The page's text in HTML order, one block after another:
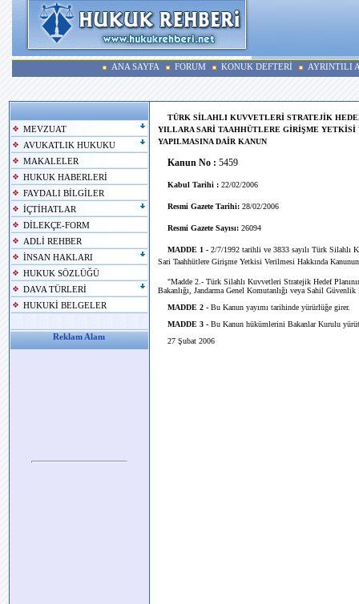
ANA SAYFA FORUM KONUK DEFTERİ AYRINTILI
MEVZUAT
AVUKATLIK HUKUKU
MAKALELER
HUKUK HABERLERİ
FAYDALI BİLGİLER
İÇTİHATLAR
DİLEKÇE-FORM
ADLİ REHBER
İNSAN HAKLARI
HUKUK SÖZLÜĞÜ
DAVA TÜRLERİ
HUKUKİ BELGELER
Reklam Alanı
TÜRK SİLAHLI KUVVETLERİ STRATEJİK
YILLARA SARİ TAAHHÜTLERE GİRİŞME
YAPILMASINA DAİR KANUN
Kanun No : 5459
Kabul Tarihi : 22/02/2006
Resmi Gazete Tarihi: 28/02/2006
Resmi Gazete Sayısı: 26094
MADDE 1 - 2/7/1992 tarihli ve 3833 sayılı Türk Silahlı
Sari Taahhütlere Girişme Yetkisi Verilmesi Hakkında
"Madde 2.- Türk Silahlı Kuvvetleri Stratejik Hedef
Bakanlığı, Jandarma Genel Komutanlığı veya Sahil
MADDE 2 - Bu Kanun yayımı tarihinde yürürlüğe girer.
MADDE 3 - Bu Kanun hükümlerini Bakanlar Kurulu
27 Şubat 2006